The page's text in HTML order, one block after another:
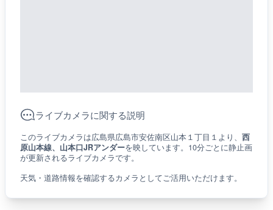
ライブカメラに関する説明
このライブカメラは広島県広島市安佐南区山本１丁目１より、 西
原山本線、山本口JRアンダーを映しています。10分ごとに静止画
が更新されるライブカメラです。
天気・道路情報を確認するカメラとしてご活用いただけます。